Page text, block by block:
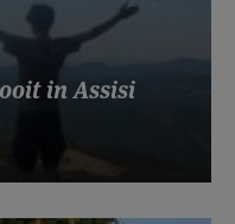
in Assisi